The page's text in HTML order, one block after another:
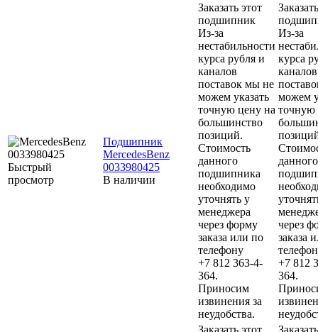
Быстрый
просмотр
Подшипник
MercedesBenz
0033980425
В наличии
Заказать этот
подшипник
Из-за
нестабильности
курса рубля и
каналов
поставок мы не
можем указать
точную цену на
большинство
позиций.
Стоимость
данного
подшипника
необходимо
уточнять у
менеджера
через форму
заказа или по
телефону
+7 812 363-4-
364.
Приносим
извинения за
неудобства.
Из-за
курса
каналов
можем
точную
данного
через
заказа
+7 812
364.
Заказать этот